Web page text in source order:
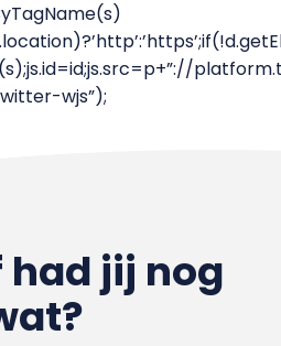
wjs”);
had jij nog